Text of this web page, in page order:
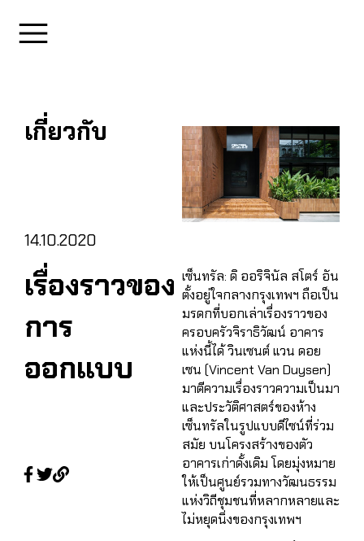
เกี่ยวกับ
14.10.2020
เรื่องราวของ
การ
ออกแบบ
เซ็นทรัล: ดิ ออริจินัล สโตร์ อัน
ตั้งอยู่ใจกลางกรุงเทพฯ ถือเป็น
มรดกที่บอกเล่าเรื่องราวของ
ครอบครัวจิราธิวัฒน์ อาคาร
แห่งนี้ได้ วินเซนต์ แวน ดอย
เซน (Vincent Van Duysen)
มาตีความเรื่องราวความเป็นมา
และประวัติศาสตร์ของห้าง
เซ็นทรัลในรูปแบบดีไซน์ที่ร่วม
สมัย บนโครงสร้างของตัว
อาคารเก่าดั้งเดิม โดยมุ่งหมาย
ให้เป็นศูนย์รวมทางวัฒนธรรม
แห่งวิถีชุมชนที่หลากหลายและ
ไม่หยุดนิ่งของกรุงเทพฯ